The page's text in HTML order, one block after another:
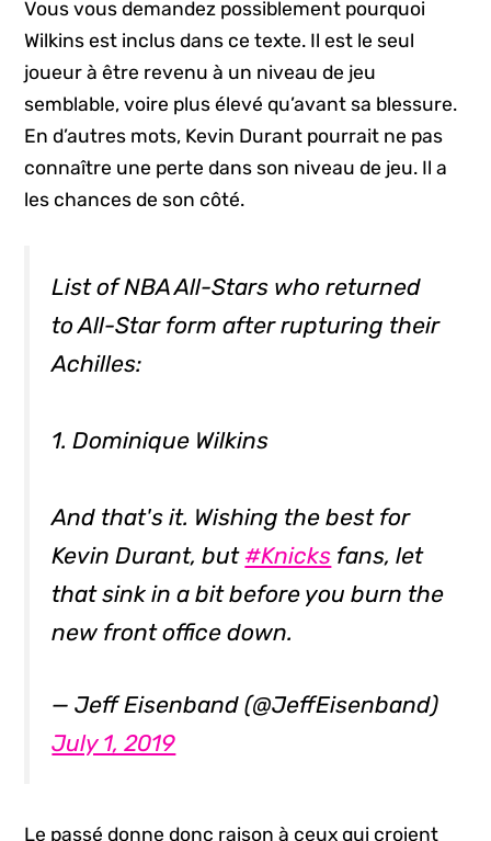
Vous vous demandez possiblement pourquoi
Wilkins est inclus dans ce texte. Il est le seul
joueur à être revenu à un niveau de jeu
semblable, voire plus élevé qu’avant sa blessure.
En d’autres mots, Kevin Durant pourrait ne pas
connaître une perte dans son niveau de jeu. Il a
les chances de son côté.
List of NBA All-Stars who returned
to All-Star form after rupturing their
Achilles:
1. Dominique Wilkins
And that's it. Wishing the best for
Kevin Durant, but #Knicks fans, let
that sink in a bit before you burn the
new front office down.
— Jeff Eisenband (@JeffEisenband)
July 1, 2019
Le passé donne donc raison à ceux qui croient